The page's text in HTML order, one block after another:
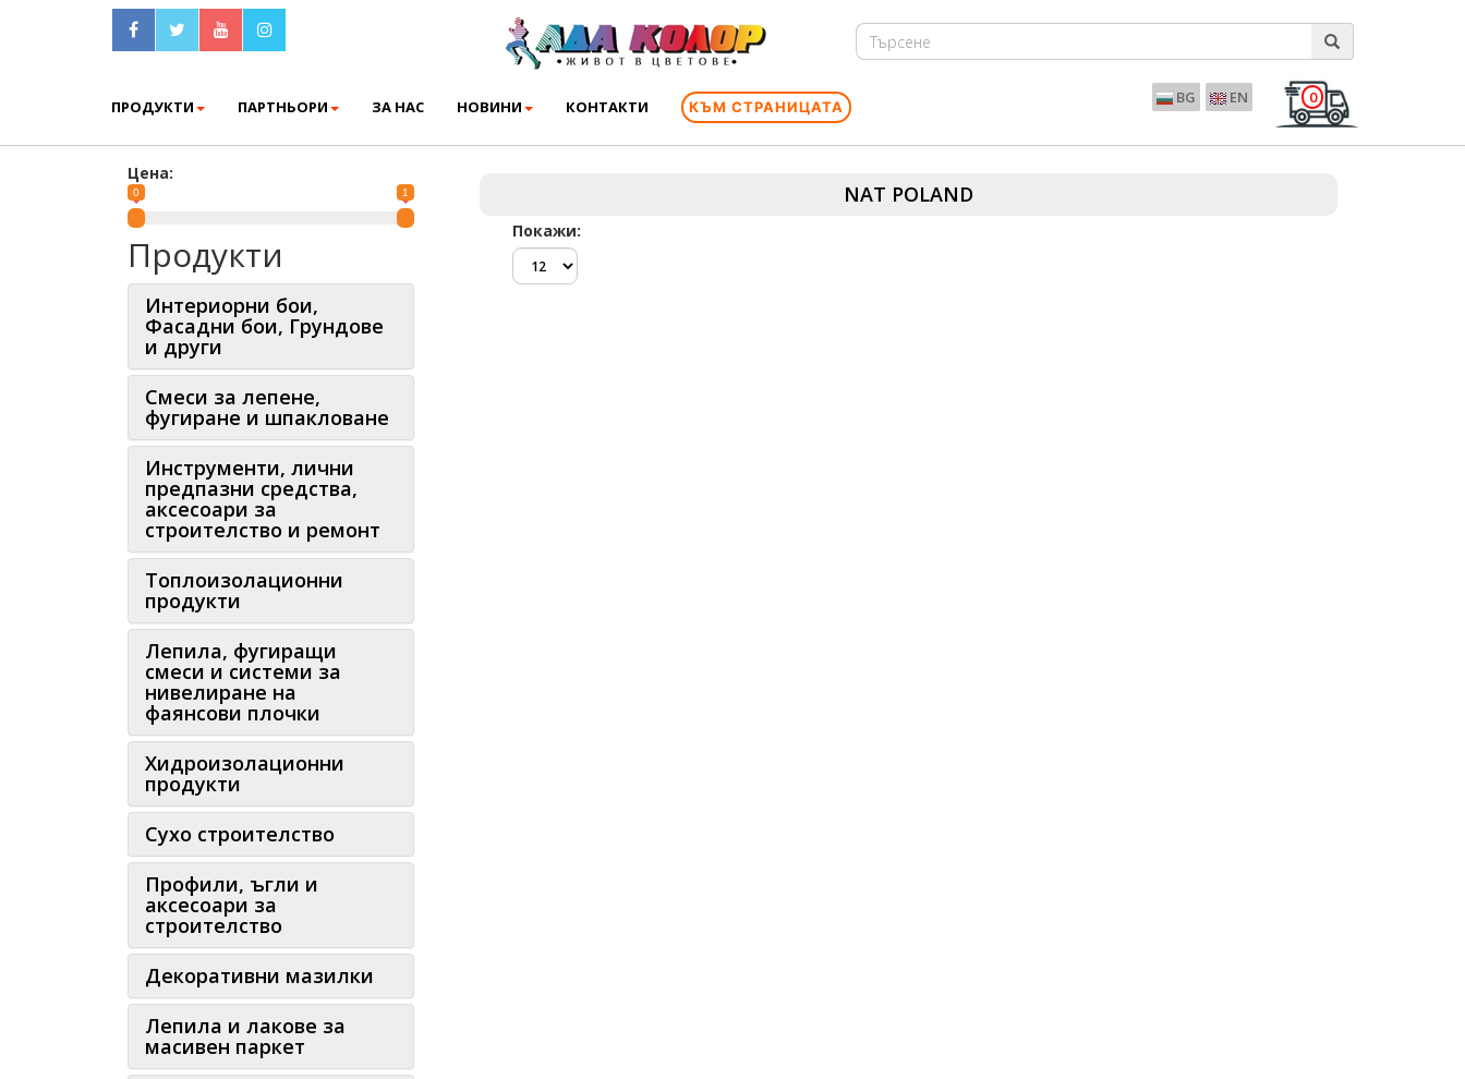
ПРОДУКТИ ПАРТНЬОРИ ЗА НАС НОВИНИ КОНТАКТИ КЪМ СТРАНИЦАТА BG EN 0
Цена:
0 1
Продукти
Интериорни бои,
Фасадни бои, Грундове
и други
Смеси за лепене,
фугиране и шпакловане
Инструменти, лични
предпазни средства,
аксесоари за
строителство и ремонт
Топлоизолационни
продукти
Лепила, фугиращи
смеси и системи за
нивелиране на
фаянсови плочки
Хидроизолационни
продукти
Сухо строителство
Профили, ъгли и
аксесоари за
строителство
Декоративни мазилки
Лепила и лакове за
масивен паркет
NAT POLAND
Покажи: